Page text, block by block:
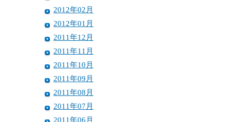
2012年02月
2012年01月
2011年12月
2011年11月
2011年10月
2011年09月
2011年08月
2011年07月
2011年06月